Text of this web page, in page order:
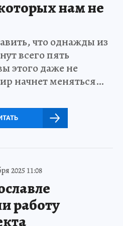
нам не
что однажды из
всего пять
этого даже не
начнет меняться…
2025 11:08
работу